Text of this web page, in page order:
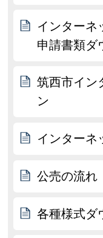
インターネ
申請書類ダ
筑西市イン
ン
インターネ
公売の流れ
各種様式ダ